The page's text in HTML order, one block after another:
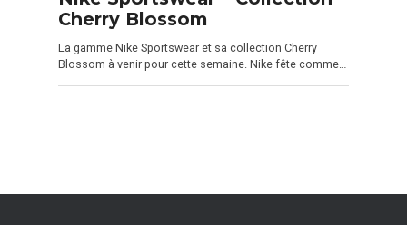
Cherry Blossom
La gamme Nike Sportswear et sa collection Cherry
Blossom à venir pour cette semaine. Nike fête comme…